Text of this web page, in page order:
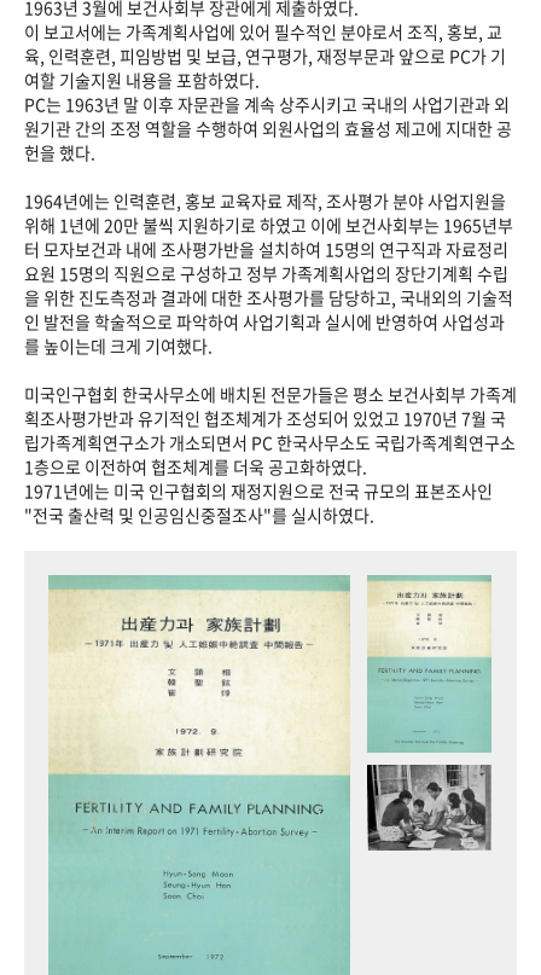
1963년 3월에 보건사회부 장관에게 제출하였다.
이 보고서에는 가족계획사업에 있어 필수적인 분야로서 조직, 홍보, 교
육, 인력훈련, 피임방법 및 보급, 연구평가, 재정부문과 앞으로 PC가 기
여할 기술지원 내용을 포함하였다.
PC는 1963년 말 이후 자문관을 계속 상주시키고 국내의 사업기관과 외
원기관 간의 조정 역할을 수행하여 외원사업의 효율성 제고에 지대한 공
헌을 했다.
1964년에는 인력훈련, 홍보 교육자료 제작, 조사평가 분야 사업지원을
위해 1년에 20만 불씩 지원하기로 하였고 이에 보건사회부는 1965년부
터 모자보건과 내에 조사평가반을 설치하여 15명의 연구직과 자료정리
요원 15명의 직원으로 구성하고 정부 가족계획사업의 장단기계획 수립
을 위한 진도측정과 결과에 대한 조사평가를 담당하고, 국내외의 기술적
인 발전을 학술적으로 파악하여 사업기획과 실시에 반영하여 사업성과
를 높이는데 크게 기여했다.
미국인구협회 한국사무소에 배치된 전문가들은 평소 보건사회부 가족계
획조사평가반과 유기적인 협조체계가 조성되어 있었고 1970년 7월 국
립가족계획연구소가 개소되면서 PC 한국사무소도 국립가족계획연구소
1층으로 이전하여 협조체계를 더욱 공고화하였다.
1971년에는 미국 인구협회의 재정지원으로 전국 규모의 표본조사인
"전국 출산력 및 인공임신중절조사"를 실시하였다.